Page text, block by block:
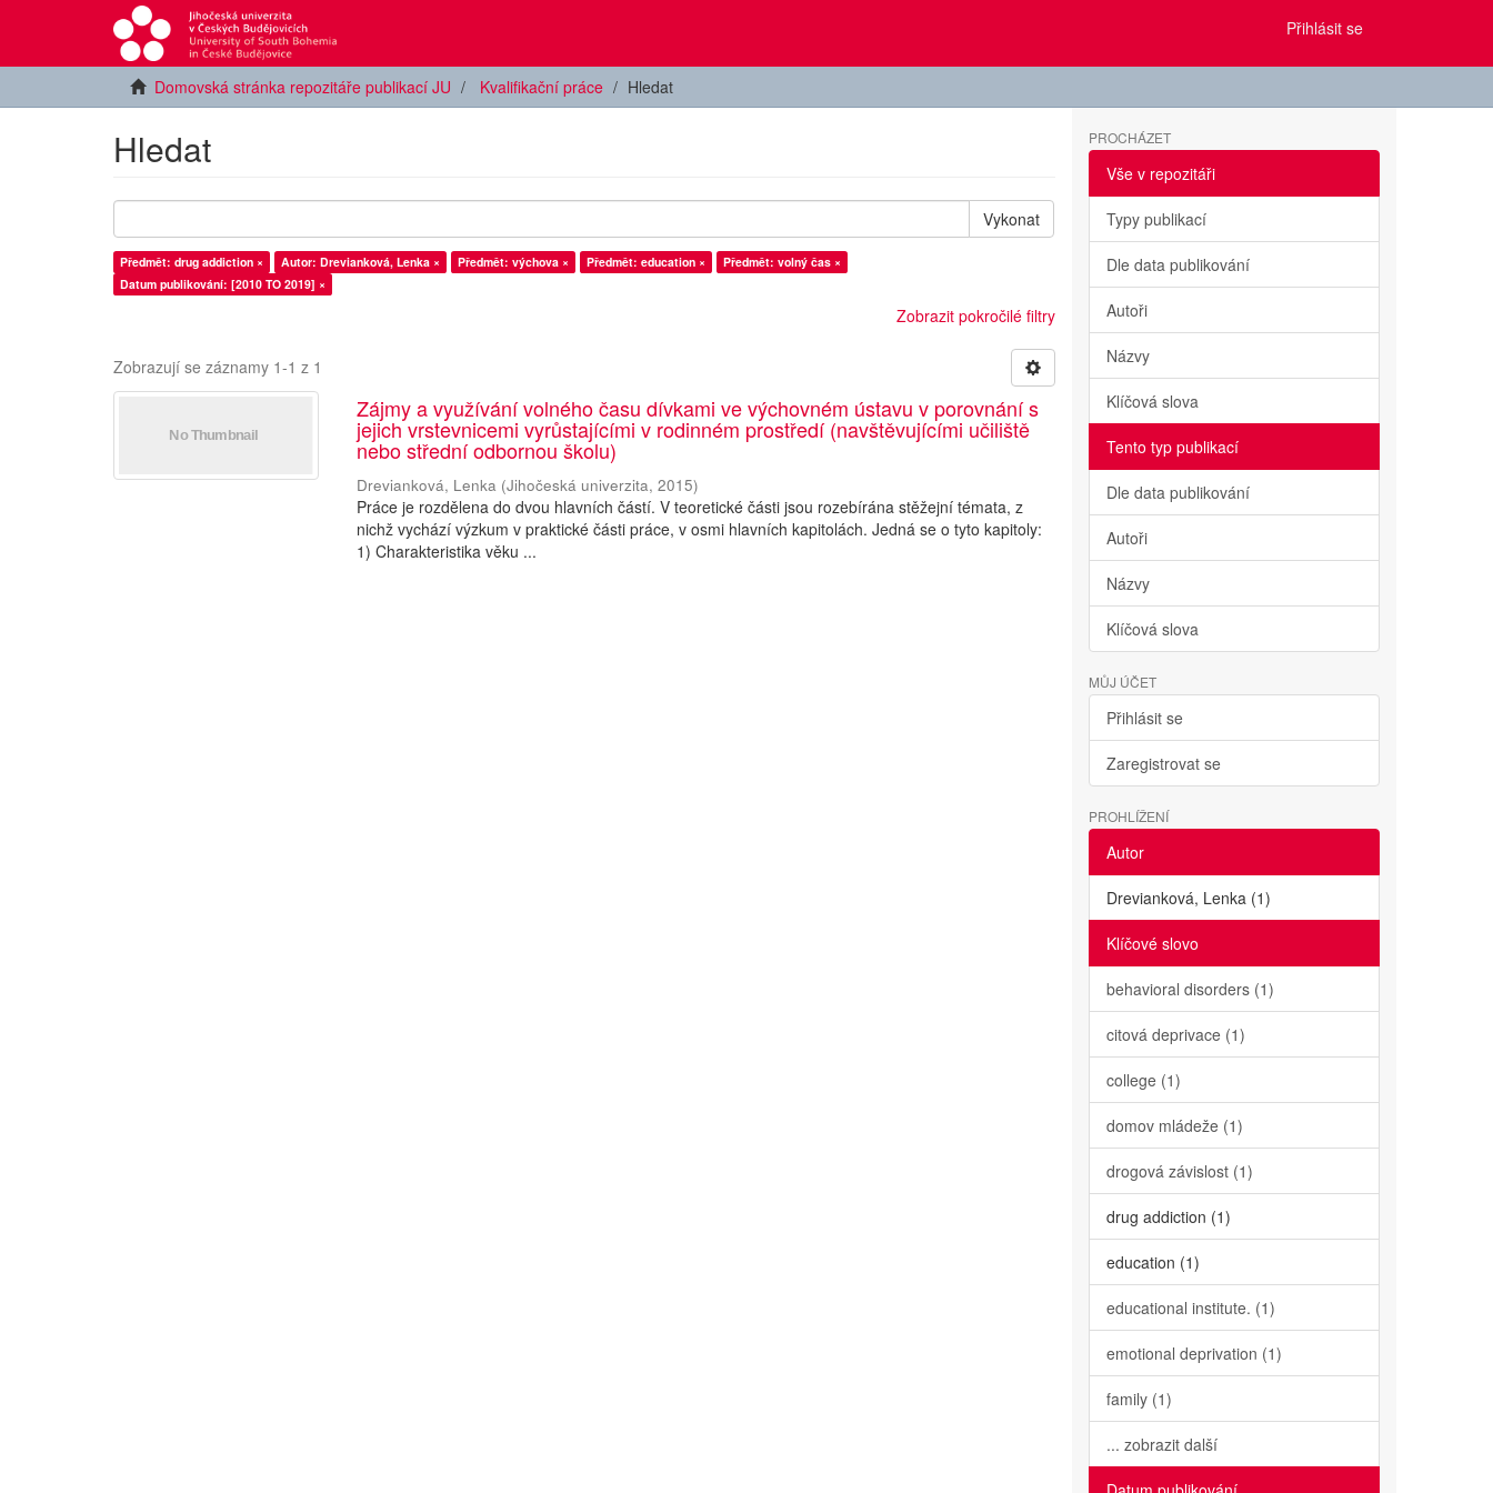
Přihlásit se
Domovská stránka repozitáře publikací JU Kvalifikační práce Hledat
Hledat
Vykonat
Předmět: drug addiction × Autor: Drevianková, Lenka × Předmět: výchova × Předmět: education ×
Předmět: volný čas ×
Datum publikování: [2010 TO 2019] ×
Zobrazit pokročilé filtry
Zobrazují se záznamy 1-1 z 1
Zájmy a využívání volného času dívkami ve výchovném ústavu v porovnání s
jejich vrstevnicemi vyrůstajícími v rodinném prostředí (navštěvujícími učiliště
nebo střední odbornou školu)
Drevianková, Lenka (Jihočeská univerzita,2015)
Práce je rozdělena do dvou hlavních částí. V teoretické části jsou rozebírána stěžejní témata, z
nichž vychází výzkum v praktické části práce, v osmi hlavních kapitolách. Jedná se o tyto kapitoly:
1) Charakteristika věku ...
PROCHÁZET
Vše v repozitáři
Typy publikací
Dle data publikování
Autoři
Názvy
Klíčová slova
Tento typ publikací
Dle data publikování
Autoři
Názvy
Klíčová slova
MŮJ ÚČET
Přihlásit se
Zaregistrovat se
PROHLÍŽENÍ
Autor
Drevianková, Lenka (1)
Klíčové slovo
behavioral disorders (1)
citová deprivace (1)
college (1)
domov mládeže (1)
drogová závislost (1)
drug addiction (1)
education (1)
educational institute. (1)
emotional deprivation (1)
family (1)
... zobrazit další